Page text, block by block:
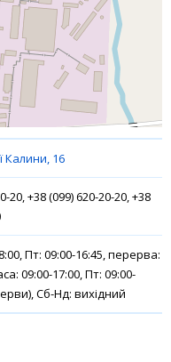
Калини, 16
20, +38 (099) 620-20-20, +38
Пт: 09:00-16:45, перерва:
09:00-17:00, Пт: 09:00-
Сб-Нд: вихідний